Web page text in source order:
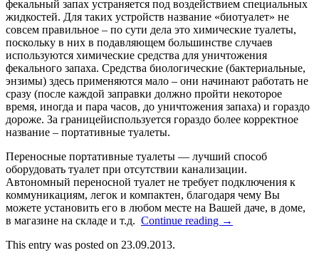
фекальный запах устраняется под воздействием специальных
жидкостей. Для таких устройств название «биотуалет» не
совсем правильное – по сути дела это химические туалеты,
поскольку в них в подавляющем большинстве случаев
используются химические средства для уничтожения
фекального запаха. Средства биологические (бактериальные,
энзимы) здесь применяются мало – они начинают работать не
сразу (после каждой заправки должно пройти некоторое
время, иногда и пара часов, до уничтожения запаха) и гораздо
дороже. За границейиспользуется гораздо более корректное
название – портативные туалеты.
Переносные портативные туалеты — лучший способ
оборудовать туалет при отсутствии канализации.
Автономный переносной туалет не требует подключения к
коммуникациям, легок и компактен, благодаря чему Вы
можете установить его в любом месте на Вашей даче, в доме,
в магазине на складе и т.д. Continue reading →
This entry was posted on 23.09.2013.